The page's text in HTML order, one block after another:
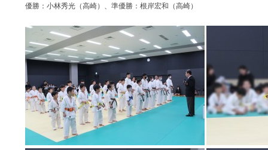
優勝：小林秀光（高崎）、準優勝：根岸宏和（高崎）